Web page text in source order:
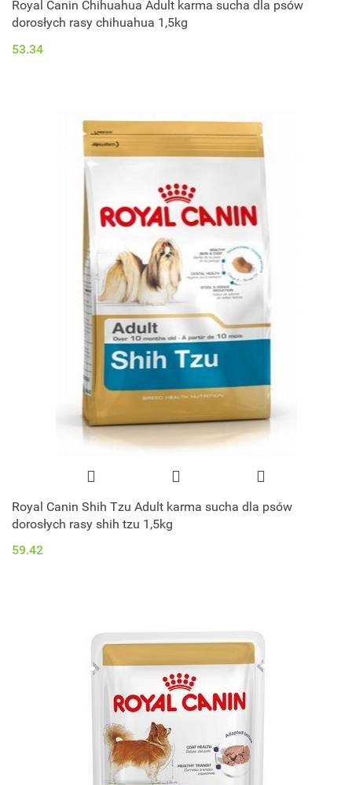
Royal Canin Chihuahua Adult karma sucha dla psów
dorosłych rasy chihuahua 1,5kg
53.34
Royal Canin Shih Tzu Adult karma sucha dla psów
dorosłych rasy shih tzu 1,5kg
59.42